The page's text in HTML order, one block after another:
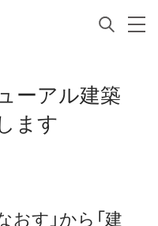
ーアル建築
ます
す」から「建